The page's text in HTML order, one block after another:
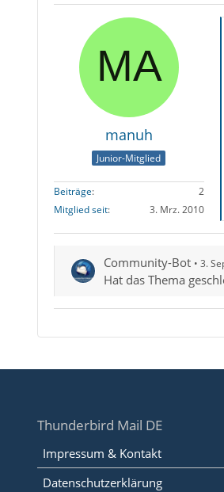
manuh
Junior-Mitglied
Beiträge
2
Mitglied seit
3. Mrz. 2010
Community-Bot 3.
Hat das Thema
Thunderbird Mail DE
Impressum & Kontakt
Datenschutzerklärung